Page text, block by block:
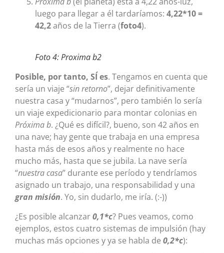
luego para llegar a él tardaríamos: 4,22*10 =
42,2años de la Tierra (foto4).
Foto 4: Proxima b2
Posible, por tanto, SÍ es. Tengamos en cuenta que
sería un viaje “sin retorno”, dejar definitivamente
nuestra casa y “mudarnos”, pero también lo sería
un viaje expedicionario para montar colonias en
Próxima b. ¿Qué es difícil?, bueno, son 42 años en
una nave; hay gente que trabaja en una empresa
hasta más de esos años y realmente no hace
mucho más, hasta que se jubila. La nave sería
“nuestra casa” durante ese período y tendríamos
asignado un trabajo, una responsabilidad y una
gran misión. Yo, sin dudarlo, me iría. (:-))
¿Es posible alcanzar0,1*c? Pues veamos, como
ejemplos, estos cuatro sistemas de impulsión (hay
muchas más opciones y ya se habla de 0,2*c):